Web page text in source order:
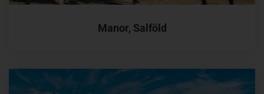
Manor, Salföld